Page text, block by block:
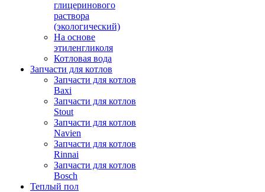
глицеринового
раствора
(экологический)
На основе
этиленгликоля
Котловая вода
Запчасти для котлов
Запчасти для котлов
Baxi
Запчасти для котлов
Stout
Запчасти для котлов
Navien
Запчасти для котлов
Rinnai
Запчасти для котлов
Bosch
Теплый пол